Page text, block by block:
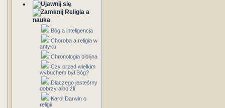
Religia a
nauka
Bóg a inteligencja
Choroba a religia w
antyku
Chronologia biblijna
Czy przed wielkim
wybuchem był Bóg?
Dlaczego jesteśmy
dobrzy albo źli
Karol Darwin o
religii